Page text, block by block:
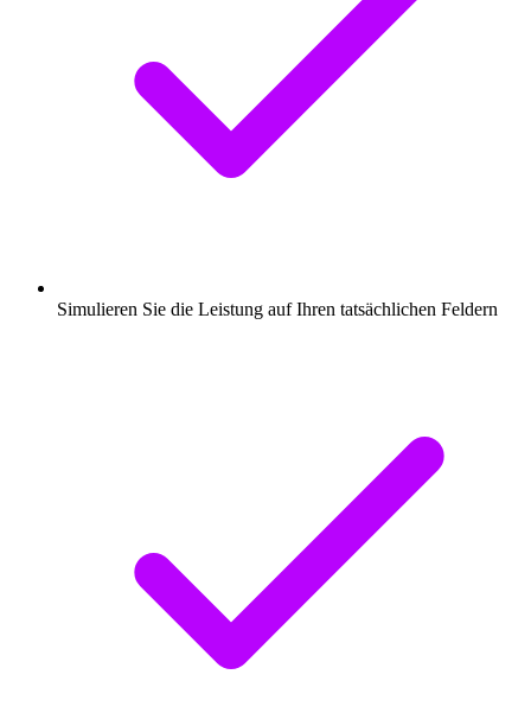
Simulieren Sie die Leistung auf Ihren tatsächlichen Feldern